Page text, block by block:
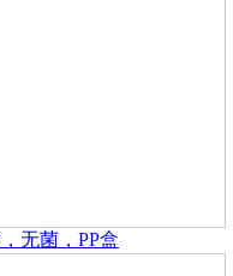
无菌，PP盒